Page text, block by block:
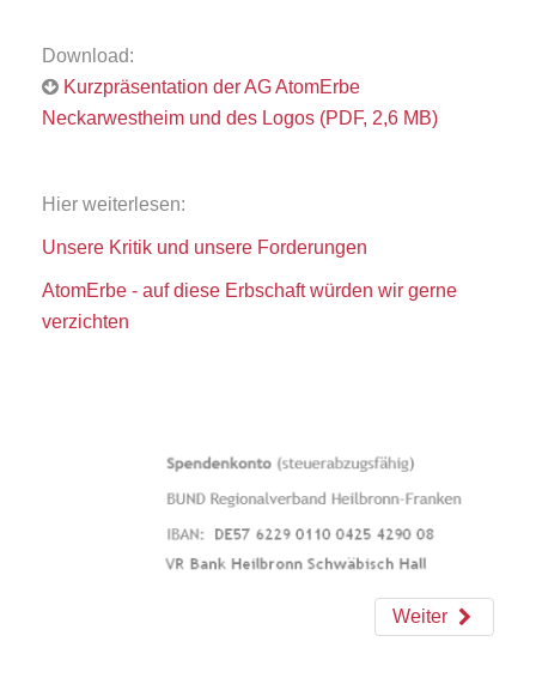
Download:
Kurzpräsentation der AG AtomErbe
Neckarwestheim und des Logos (PDF, 2,6 MB)
Hier weiterlesen:
Unsere Kritik und unsere Forderungen
AtomErbe - auf diese Erbschaft würden wir gerne
verzichten
Weiter